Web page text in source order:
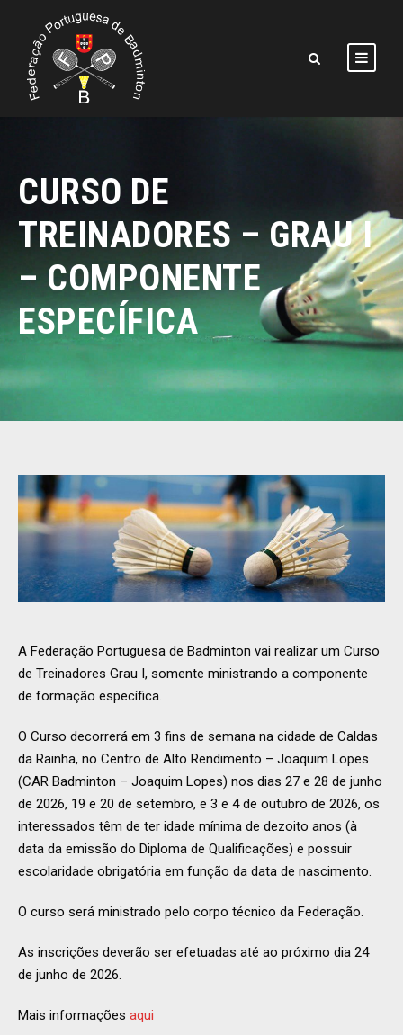
CURSO DE
TREINADORES – GRAU I
– COMPONENTE
ESPECÍFICA
A Federação Portuguesa de Badminton vai realizar um Curso
de Treinadores Grau I, somente ministrando a componente
de formação específica.
O Curso decorrerá em 3 fins de semana na cidade de Caldas
da Rainha, no Centro de Alto Rendimento – Joaquim Lopes
(CAR Badminton – Joaquim Lopes) nos dias 27 e 28 de junho
de 2026, 19 e 20 de setembro, e 3 e 4 de outubro de 2026, os
interessados têm de ter idade mínima de dezoito anos (à
data da emissão do Diploma de Qualificações) e possuir
escolaridade obrigatória em função da data de nascimento.
O curso será ministrado pelo corpo técnico da Federação.
As inscrições deverão ser efetuadas até ao próximo dia 24
de junho de 2026.
Mais informações aqui